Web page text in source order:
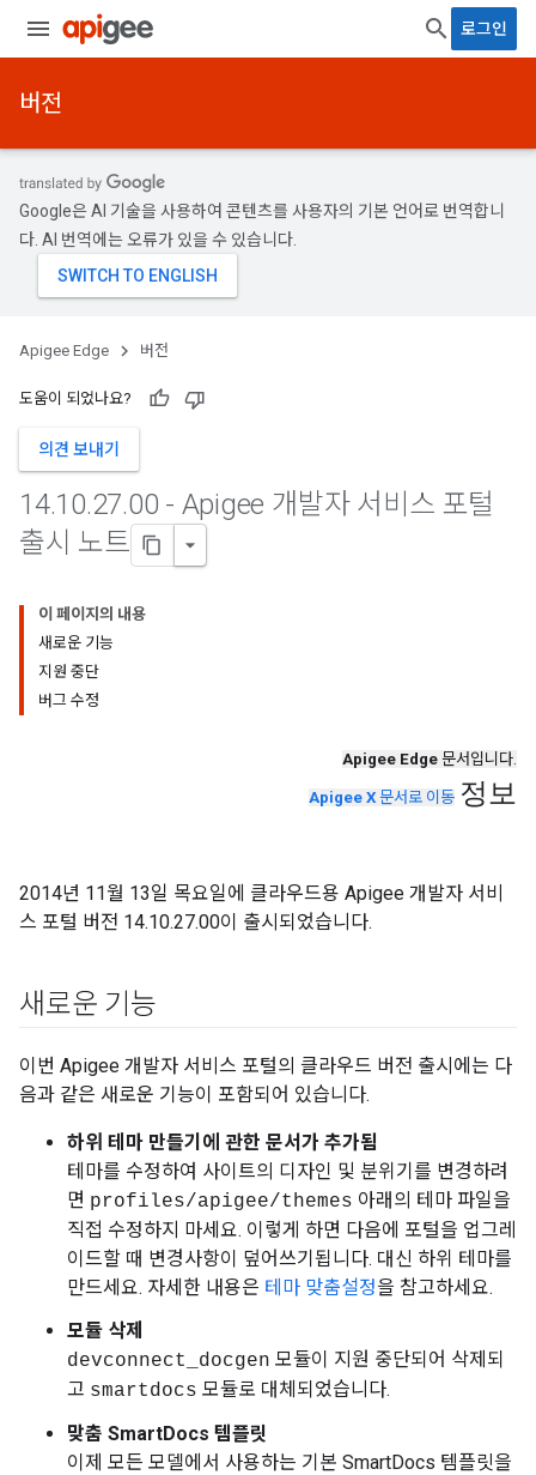
로그인
버전
Google은 AI 기술을 사용하여 콘텐츠를 사용자의 기본 언어로 번역합니
다. AI 번역에는 오류가 있을 수 있습니다.
Apigee Edge 버전
도움이 되었나요?
의견 보내기
14.10.27.00 - Apigee 개발자 서비스 포털
출시 노트
이 페이지의 내용
새로운 기능
지원 중단
버그 수정
Apigee Edge 문서입니다.
Apigee X 문서로 이동 정보
2014년 11월 13일 목요일에 클라우드용 Apigee 개발자 서비
스 포털 버전 14.10.27.00이 출시되었습니다.
새로운 기능
이번 Apigee 개발자 서비스 포털의 클라우드 버전 출시에는 다
음과 같은 새로운 기능이 포함되어 있습니다.
하위 테마 만들기에 관한 문서가 추가됨
테마를 수정하여 사이트의 디자인 및 분위기를 변경하려
면 profiles/apigee/themes 아래의 테마 파일을
직접 수정하지 마세요. 이렇게 하면 다음에 포털을 업그레
이드할 때 변경사항이 덮어쓰기됩니다. 대신 하위 테마를
만드세요. 자세한 내용은 테마 맞춤설정을 참고하세요.
모듈 삭제
devconnect_docgen 모듈이 지원 중단되어 삭제되
고 smartdocs 모듈로 대체되었습니다.
맞춤 SmartDocs 템플릿
이제 모든 모델에서 사용하는 기본 SmartDocs 템플릿을